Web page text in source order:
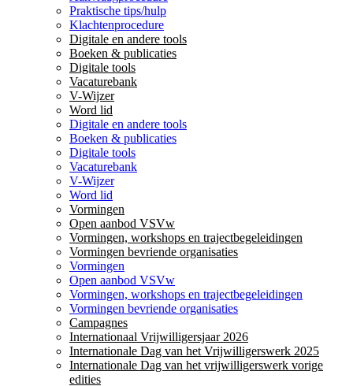
Praktische tips/hulp
Klachtenprocedure
Digitale en andere tools
Boeken & publicaties
Digitale tools
Vacaturebank
V-Wijzer
Word lid
Digitale en andere tools
Boeken & publicaties
Digitale tools
Vacaturebank
V-Wijzer
Word lid
Vormingen
Open aanbod VSVw
Vormingen, workshops en trajectbegeleidingen
Vormingen bevriende organisaties
Vormingen
Open aanbod VSVw
Vormingen, workshops en trajectbegeleidingen
Vormingen bevriende organisaties
Campagnes
Internationaal Vrijwilligersjaar 2026
Internationale Dag van het Vrijwilligerswerk 2025
Internationale Dag van het vrijwilligerswerk vorige
edities